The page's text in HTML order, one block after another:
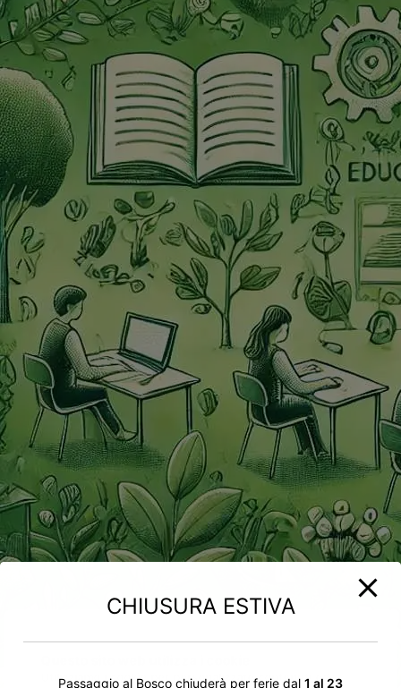
Utilizziamo i cookie per personalizzare contenuti ed
CHIUSURA ESTIVA
Passaggio al Bosco chiuderà per ferie dal 1 al 23